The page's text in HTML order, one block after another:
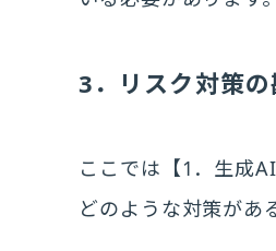
3．リスク対策の
ここでは【1．生成
どのような対策があ